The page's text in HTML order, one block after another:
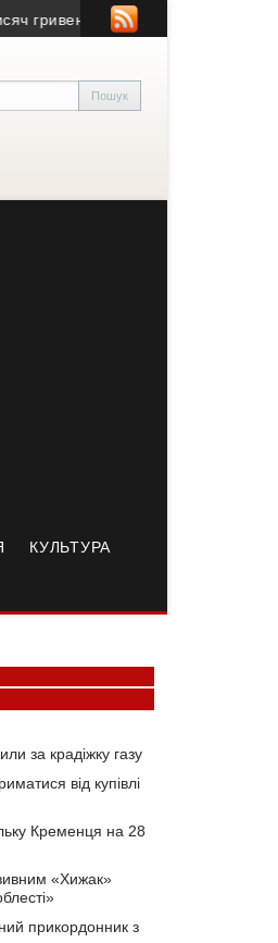
• Воїн з Тернопільщини з
КУЛЬТУРА
за крадіжку газу
від купівлі
Кременця на 28
«Хижак»
прикордонник з